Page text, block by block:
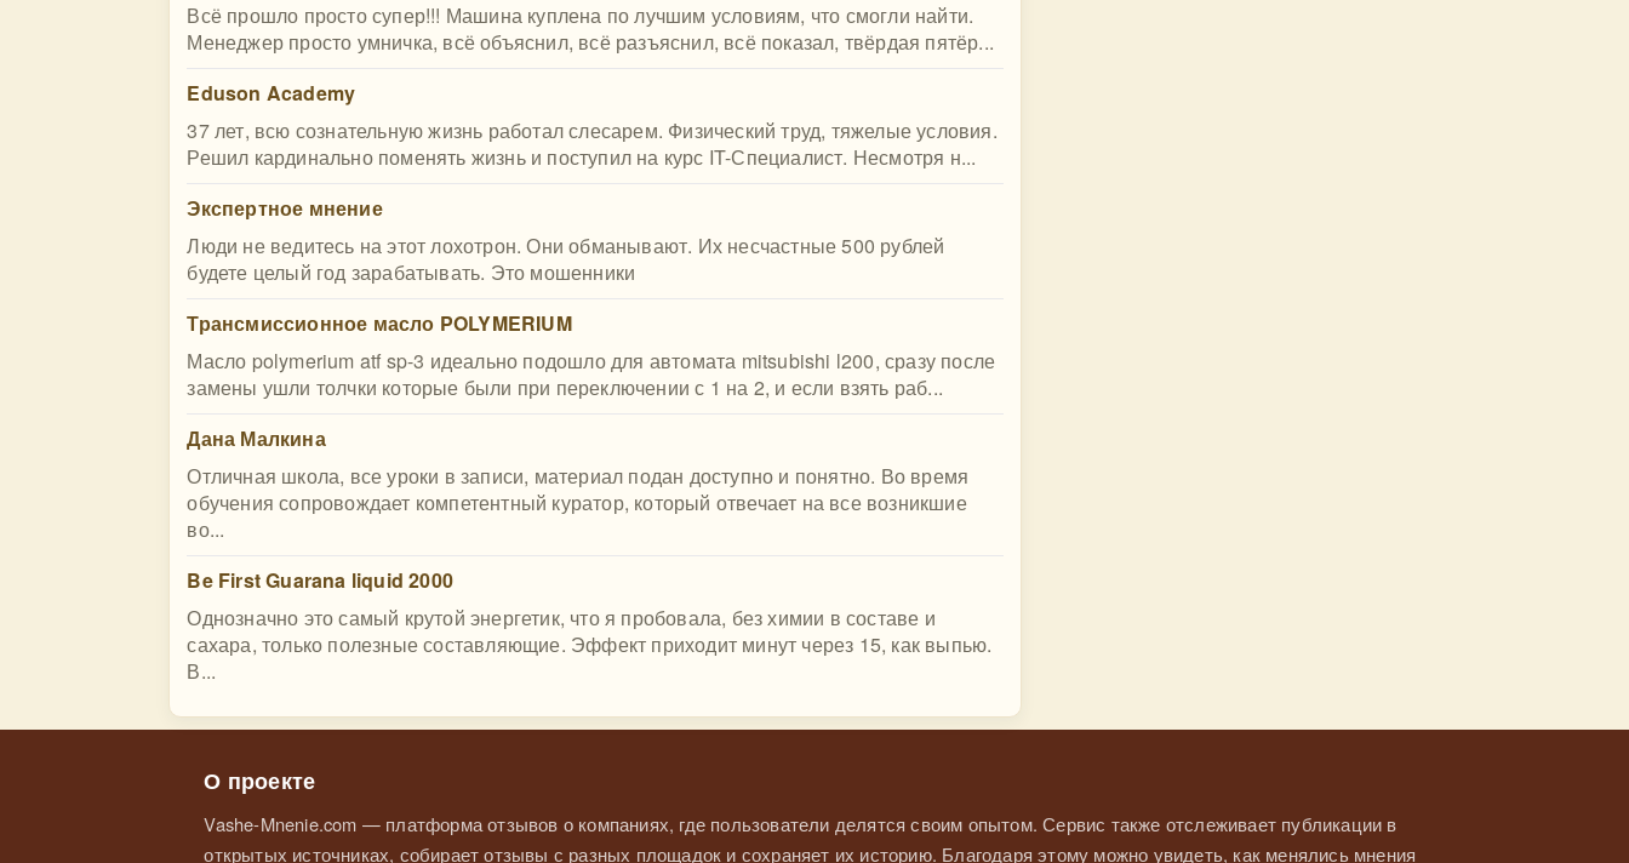
Всё прошло просто супер!!! Машина куплена по лучшим условиям, что смогли найти.
Менеджер просто умничка, всё объяснил, всё разъяснил, всё показал, твёрдая пятёр...
Eduson Academy
37 лет, всю сознательную жизнь работал слесарем. Физический труд, тяжелые условия.
Решил кардинально поменять жизнь и поступил на курс IT-Специалист. Несмотря н...
Экспертное мнение
Люди не ведитесь на этот лохотрон. Они обманывают. Их несчастные 500 рублей
будете целый год зарабатывать. Это мошенники
Трансмиссионное масло POLYMERIUM
Масло polymerium atf sp-3 идеально подошло для автомата mitsubishi l200, сразу после
замены ушли толчки которые были при переключении с 1 на 2, и если взять раб...
Дана Малкина
Отличная школа, все уроки в записи, материал подан доступно и понятно. Во время
обучения сопровождает компетентный куратор, который отвечает на все возникшие
во...
Be First Guarana liquid 2000
Однозначно это самый крутой энергетик, что я пробовала, без химии в составе и
сахара, только полезные составляющие. Эффект приходит минут через 15, как выпью.
В...
О проекте
Vashe-Mnenie.com — платформа отзывов о компаниях, где пользователи делятся своим опытом. Сервис также отслеживает публикации в
открытых источниках, собирает отзывы с разных площадок и сохраняет их историю. Благодаря этому можно увидеть, как менялись мнения